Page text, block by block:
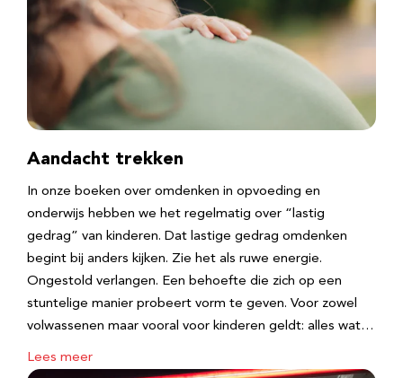
Aandacht trekken
In onze boeken over omdenken in opvoeding en
onderwijs hebben we het regelmatig over “lastig
gedrag” van kinderen. Dat lastige gedrag omdenken
begint bij anders kijken. Zie het als ruwe energie.
Ongestold verlangen. Een behoefte die zich op een
stuntelige manier probeert vorm te geven. Voor zowel
volwassenen maar vooral voor kinderen geldt: alles wat…
Lees meer